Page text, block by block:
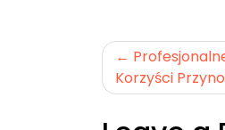
wpisu
Korzyści